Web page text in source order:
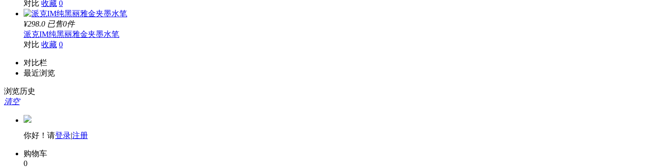
对比 收藏 0
¥298.0 已售0件
派克IM纯黑丽雅金夹墨水笔
对比 收藏 0
对比栏
最近浏览
浏览历史
清空
你好！请登录|注册
购物车
0